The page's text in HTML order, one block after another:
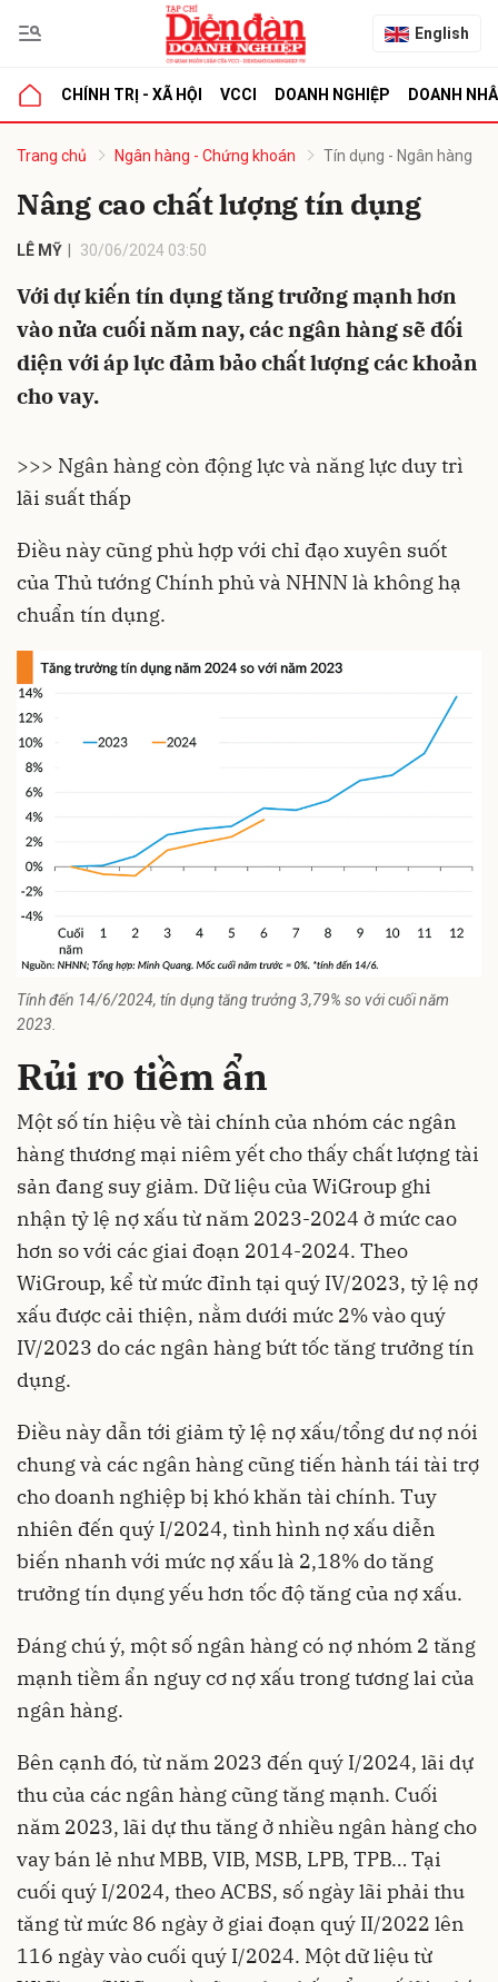
English
CHÍNH TRỊ - XÃ HỘI VCCI DOANH NGHIỆP DOANH
Trang chủ Ngân hàng - Chứng khoán Tín dụng - Ngân hàng
Nâng cao chất lượng tín dụng
LÊ MỸ 30/06/2024 03:50
Với dự kiến tín dụng tăng trưởng mạnh hơn
vào nửa cuối năm nay, các ngân hàng sẽ đối
diện với áp lực đảm bảo chất lượng các khoản
cho vay.
>>> Ngân hàng còn động lực và năng lực duy trì
lãi suất thấp
Điều này cũng phù hợp với chỉ đạo xuyên suốt
của Thủ tướng Chính phủ và NHNN là không hạ
chuẩn tín dụng.
Tính đến 14/6/2024, tín dụng tăng trưởng 3,79% so với cuối năm
2023.
Rủi ro tiềm ẩn
Một số tín hiệu về tài chính của nhóm các ngân
hàng thương mại niêm yết cho thấy chất lượng tài
sản đang suy giảm. Dữ liệu của WiGroup ghi
nhận tỷ lệ nợ xấu từ năm 2023-2024 ở mức cao
hơn so với các giai đoạn 2014-2024. Theo
WiGroup, kể từ mức đỉnh tại quý IV/2023, tỷ lệ nợ
xấu được cải thiện, nằm dưới mức 2% vào quý
IV/2023 do các ngân hàng bứt tốc tăng trưởng tín
dụng.
Điều này dẫn tới giảm tỷ lệ nợ xấu/tổng dư nợ nói
chung và các ngân hàng cũng tiến hành tái tài trợ
cho doanh nghiệp bị khó khăn tài chính. Tuy
nhiên đến quý I/2024, tình hình nợ xấu diễn
biến nhanh với mức nợ xấulà 2,18% do tăng
trưởng tín dụng yếu hơn tốc độ tăng của nợ xấu.
Đáng chú ý, một số ngân hàng có nợ nhóm 2 tăng
mạnh tiềm ẩn nguy cơ nợ xấu trong tương lai của
ngân hàng.
Bên cạnh đó, từ năm 2023 đến quý I/2024, lãi dự
thu của các ngân hàng cũng tăng mạnh. Cuối
năm 2023, lãi dự thu tăng ở nhiều ngân hàng cho
vay bán lẻ như MBB, VIB, MSB, LPB, TPB… Tại
cuối quý I/2024, theo ACBS, số ngày lãi phải thu
tăng từ mức 86 ngày ở giai đoạn quý II/2022 lên
116 ngày vào cuối quý I/2024. Một dữ liệu từ
luận
Hủy